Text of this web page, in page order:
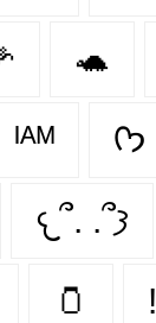
🐢
ᴵᴬᴹ ᡣ𐭩
𐔌՞. .՞𐦯
🫙